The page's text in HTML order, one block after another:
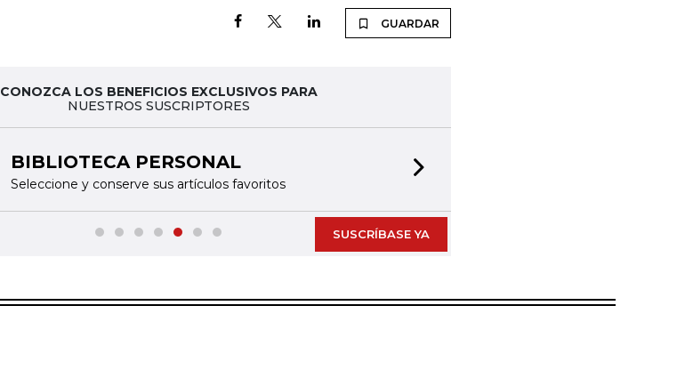
GUARDAR
CONOZCA LOS BENEFICIOS EXCLUSIVOS PARA
NUESTROS SUSCRIPTORES
BIBLIOTECA PERSONAL
Seleccione y conserve sus artículos favoritos
SUSCRÍBASE YA